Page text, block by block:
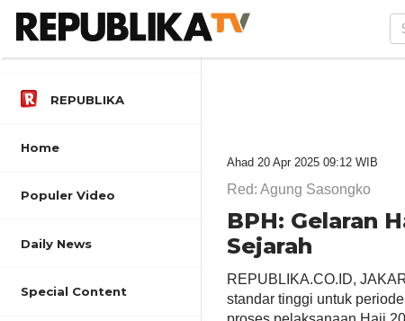
REPUBLIKA
Home
Populer Video
Daily News
Special Content
Ahad 20 Apr 2025 09:12 WIB
Red: Agung Sasongko
BPH: Gelaran
Sejarah
REPUBLIKA.CO.ID,
standar tinggi untuk